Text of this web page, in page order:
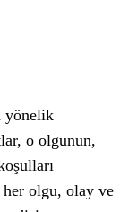
yönelik
o olgunun,
her olgu, olay ve